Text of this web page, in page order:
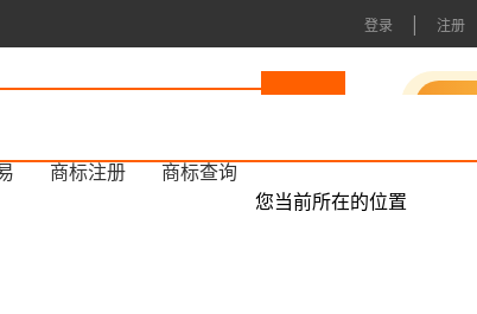
登录 | 注册
商标注册 商标查询
您当前所在的位置